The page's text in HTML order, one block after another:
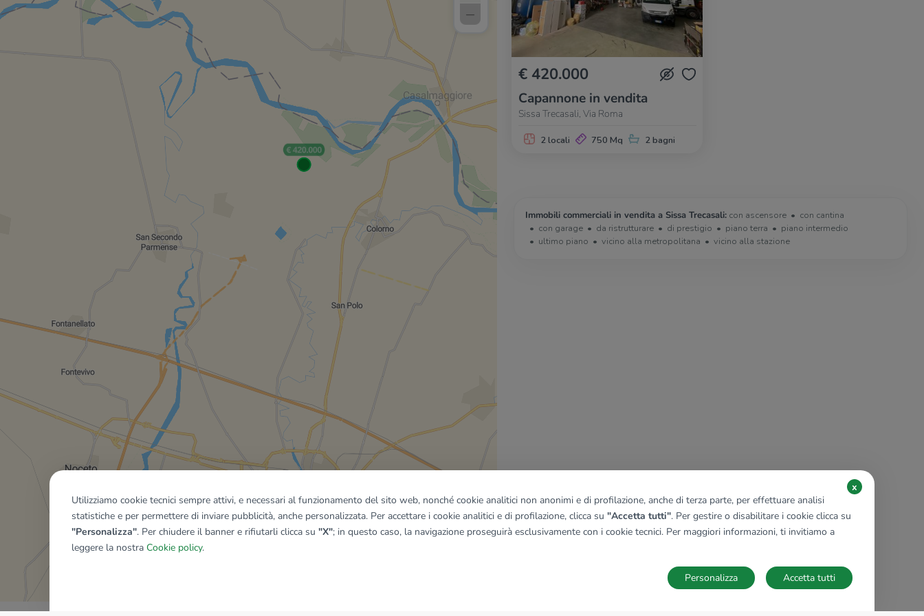
€ 420.000
Capannone in vendita
Sissa Trecasali, Via Roma
2 locali 750 Mq 2 bagni
Immobili commerciali in vendita a Sissa Trecasali: con ascensore
con cantina
con garage
da ristrutturare di prestigio piano terra
piano intermedio
ultimo piano
vicino alla metropolitana vicino alla stazione
–
Mostra tutti gli immobili del riquadro
Utilizziamo cookie tecnici sempre attivi, e necessari al funzionamento del sito web, nonché cookie analitici non anonimi e di profilazione, anche di terza parte, per effettuare analisi
statistiche e per permettere di inviare pubblicità, anche personalizzata. Per accettare i cookie analitici e di profilazione, clicca su "Accetta tutti". Per gestire o disabilitare i cookie clicca su
"Personalizza". Per chiudere il banner e rifiutarli clicca su "X"; in questo caso, la navigazione proseguirà esclusivamente con i cookie tecnici. Per maggiori informazioni, ti invitiamo a
leggere la nostra Cookie policy.
x
Accetta tutti
Personalizza